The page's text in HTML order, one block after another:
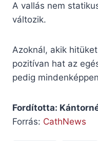
A vallás nem
változik.
Azoknál, akik
pozitívan hat az
pedig
Fordította:
Forrás: CathNews